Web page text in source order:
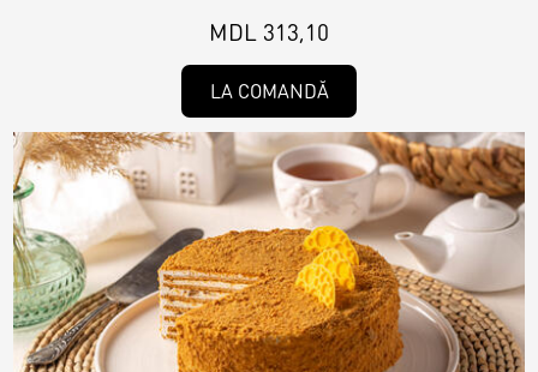
MDL 313,10
LA COMANDĂ